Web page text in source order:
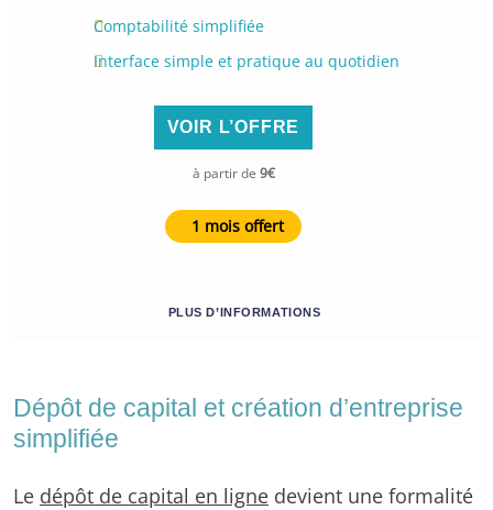
Comptabilité simplifiée
Interface simple et pratique au quotidien
VOIR L’OFFRE
à partir de 9€
1 mois offert
PLUS D’INFORMATIONS
Dépôt de capital et création d’entreprise
simplifiée
Le dépôt de capital en ligne devient une formalité